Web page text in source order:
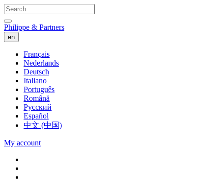
Philippe & Partners
en
Français
Nederlands
Deutsch
Italiano
Português
Română
Русский
Español
中文 (中国)
My account